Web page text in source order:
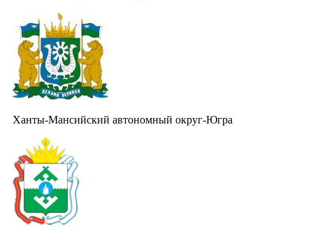
Ханты-Мансийский автономный округ-Югра